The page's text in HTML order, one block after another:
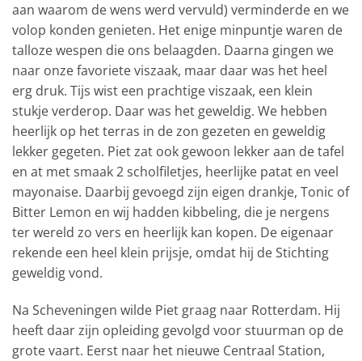
aan waarom de wens werd vervuld) verminderde en we
volop konden genieten. Het enige minpuntje waren de
talloze wespen die ons belaagden. Daarna gingen we
naar onze favoriete viszaak, maar daar was het heel
erg druk. Tijs wist een prachtige viszaak, een klein
stukje verderop. Daar was het geweldig. We hebben
heerlijk op het terras in de zon gezeten en geweldig
lekker gegeten. Piet zat ook gewoon lekker aan de tafel
en at met smaak 2 scholfiletjes, heerlijke patat en veel
mayonaise. Daarbij gevoegd zijn eigen drankje, Tonic of
Bitter Lemon en wij hadden kibbeling, die je nergens
ter wereld zo vers en heerlijk kan kopen. De eigenaar
rekende een heel klein prijsje, omdat hij de Stichting
geweldig vond.
Na Scheveningen wilde Piet graag naar Rotterdam. Hij
heeft daar zijn opleiding gevolgd voor stuurman op de
grote vaart. Eerst naar het nieuwe Centraal Station,